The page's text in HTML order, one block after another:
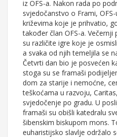
iz OFS-a. Nakon rada po
svjedočanstvo o Frami,
križevima koje je prihvatio,
također član OFS-a.
su različite igre koje je
a svaka od njih temeljila se
Četvrti dan bio je posvećen
stoga su se framaši
dom za starije i nemoćne,
teškoćama u razvoju,
svjedočenje po gradu. U
framaši su obišli katedralu
šibenskim biskupom mons.
euharistijsko slavlje održalo